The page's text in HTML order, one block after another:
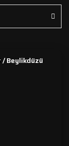
/ Beylikdüzü